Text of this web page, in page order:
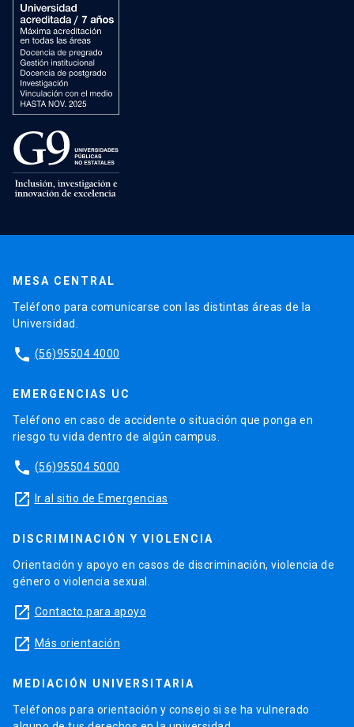
MESA CENTRAL
Teléfono para comunicarse con las distintas áreas de la
Universidad.
phone (56)95504 4000
EMERGENCIAS UC
Teléfono en caso de accidente o situación que ponga en
riesgo tu vida dentro de algún campus.
phone (56)95504 5000
launch Ir al sitio de Emergencias
DISCRIMINACIÓN Y VIOLENCIA
Orientación y apoyo en casos de discriminación, violencia de
género o violencia sexual.
launch Contacto para apoyo
launch Más orientación
MEDIACIÓN UNIVERSITARIA
Teléfonos para orientación y consejo si se ha vulnerado